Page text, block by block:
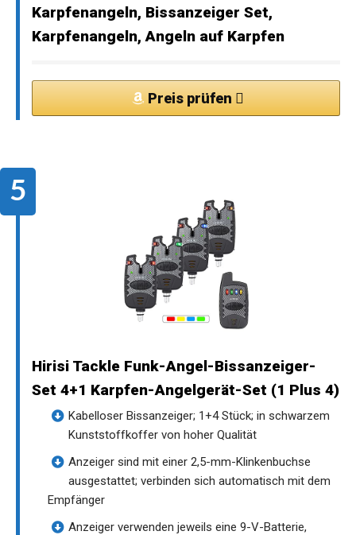
Karpfenangeln, Bissanzeiger Set,
Karpfenangeln, Angeln auf Karpfen
Preis prüfen
Hirisi Tackle Funk-Angel-Bissanzeiger-
Set 4+1 Karpfen-Angelgerät-Set (1 Plus 4)
Kabelloser Bissanzeiger; 1+4 Stück; in schwarzem
Kunststoffkoffer von hoher Qualität
Anzeiger sind mit einer 2,5-mm-Klinkenbuchse
ausgestattet; verbinden sich automatisch mit dem
Empfänger
Anzeiger verwenden jeweils eine 9-V-Batterie,